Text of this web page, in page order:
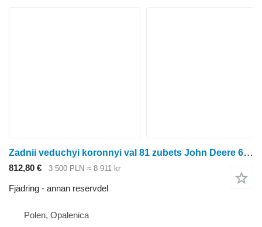
Zadnii veduchyi koronnyi val 81 zubets John Deere 6800 6900 Bakhjulsdrift Kronhjul 81 Tänder DELAR R105825 till John Deere 6800 hjultraktor
812,80 € 3 500 PLN ≈ 8 911 kr
Fjädring - annan reservdel
Polen, Opalenica